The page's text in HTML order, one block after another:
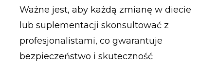
Ważne jest, aby każdą zmianę w diecie
lub suplementacji skonsultować z
profesjonalistami, co gwarantuje
bezpieczeństwo i skuteczność